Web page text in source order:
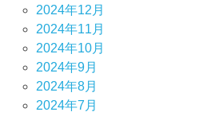
2024年12月
2024年11月
2024年10月
2024年9月
2024年8月
2024年7月